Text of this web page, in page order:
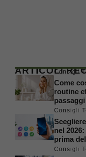
ARTICOLIConsigli
Come
routine
passaggi
Consigli
nel
prima
Consigli